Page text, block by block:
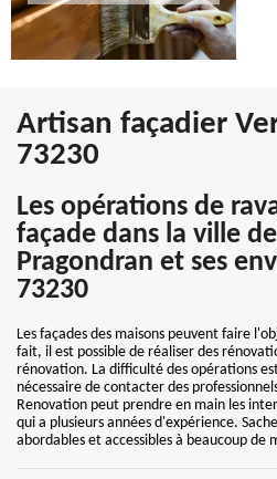
Artisan façadier
73230
Les opérations de
façade dans la ville
Pragondran et ses
73230
Les façades des maisons peuvent faire
fait, il est possible de réaliser des
rénovation. La difficulté des opérations
nécessaire de contacter des
Renovation peut prendre en main les
qui a plusieurs années d'expérience.
abordables et accessibles à beaucoup de